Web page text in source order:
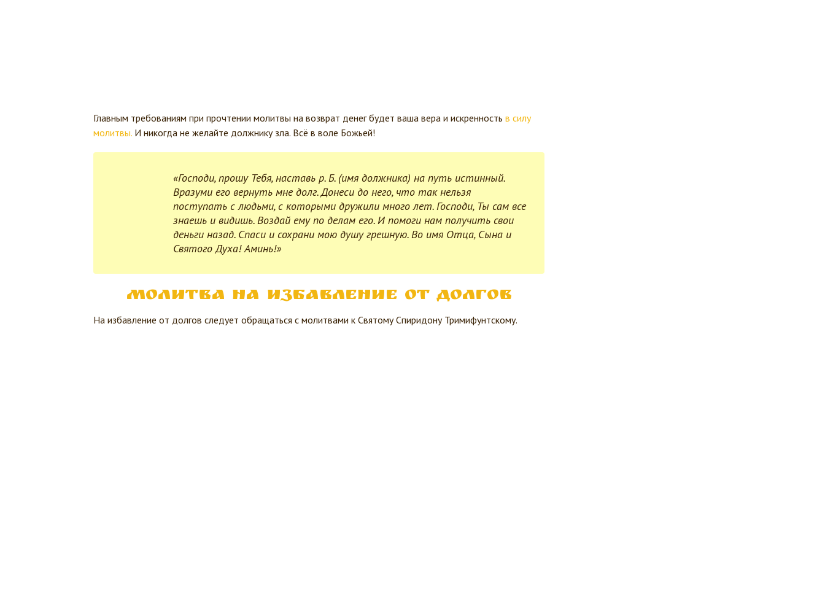
Главным требованиям при прочтении молитвы на возврат денег будет ваша вера и искренность в силу
молитвы. И никогда не желайте должнику зла. Всё в воле Божьей!
«Господи, прошу Тебя, наставь р. Б. (имя должника) на путь истинный.
Вразуми его вернуть мне долг. Донеси до него, что так нельзя
поступать с людьми, с которыми дружили много лет. Господи, Ты сам все
знаешь и видишь. Воздай ему по делам его. И помоги нам получить свои
деньги назад. Спаси и сохрани мою душу грешную. Во имя Отца, Сына и
Святого Духа! Аминь!»
Молитва на избавление от долгов
На избавление от долгов следует обращаться с молитвами к Святому Спиридону Тримифунтскому.